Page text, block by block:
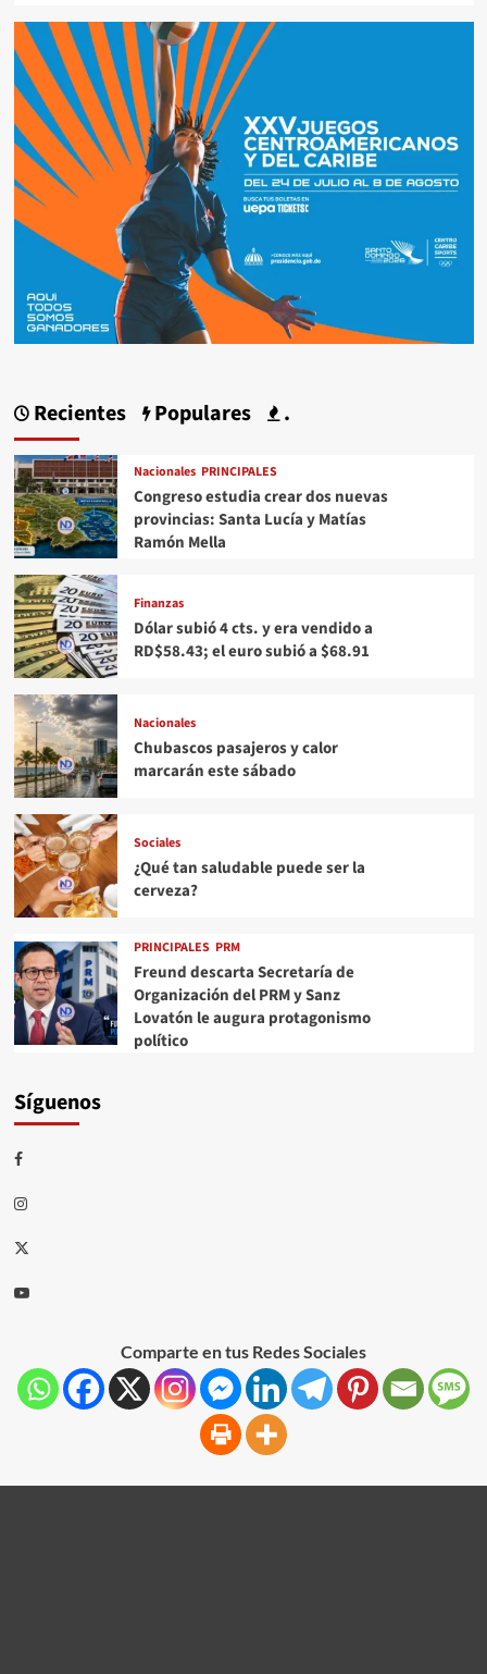
Recientes Populares .
Nacionales PRINCIPALES
Congreso estudia crear dos nuevas
provincias: Santa Lucía y Matías
Ramón Mella
Finanzas
Dólar subió 4 cts. y era vendido a
RD$58.43; el euro subió a $68.91
Nacionales
Chubascos pasajeros y calor
marcarán este sábado
Sociales
¿Qué tan saludable puede ser la
cerveza?
PRINCIPALES PRM
Freund descarta Secretaría de
Organización del PRM y Sanz
Lovatón le augura protagonismo
político
Síguenos
Comparte en tus Redes Sociales